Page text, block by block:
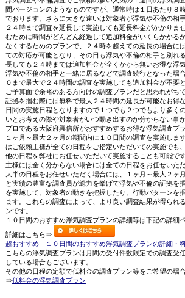
間バージョンのようなものですが、通常時は１日あたり８
でおります。さらに大きな違いは対象者が浮気や不倫の相
２４時まで調査を延長して実施しても延長料金がかかりま
むために時間がどんどん経過して追加料金がいくらかかる
なくするためのプランで、２４時を超えての延長の場合に
ての対応が可能となり、その日も浮気や不倫の相手と別れ
長しても２４時までは追加料金が全くかから無いお得な浮
浮気や不倫の相手と一緒に居るなどで調査続行となった場
０まで最大で２４時間の調査を実施しても追加料金が不要
ご予算面で余裕のある方向けの調査プランだと思われがち
証拠を掴む際には無料で最大２４時間の延長が可能なお得
日間の実施日程となりますので１つでも２つでもより多く
いとお考えの際や対象者がいつ動き出すのか分からない事
プロである大阪府興信所がおすすめするお得な浮気調査プ
１ヶ月～最大２ヶ月の期間内に１０日間の調査を実施しま
はご依頼主様が全ての日程をご指定いただいての実施でも
他の日程を弊社にお任せいただいて実施することも可能で
主様には全く分からない場合には全ての日程をお任せいた
大半の日程をお任せいただく場合には、１ヶ月～最大２ヶ
と実績の豊富な調査員が総力を挙げて浮気や不倫の証拠を
を実施して、対象者の動きを把握したり、行動パターンを
ます。これらの調査によって、より良い調査結果が得られ
ンです。
１０日間のおすすめ浮気調査プランの詳細等は下記の詳細
詳細はこちら⇒
超おすすめ １０日間のおすすめ浮気調査プランの詳細・
こちらの浮気調査プランは月間の受付件数限定での調査受
している場合もございます。
その他の日程の定額で低料金の調査プラン等をご希望の場
⇒低料金の浮気調査プラン